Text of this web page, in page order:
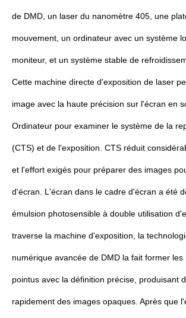
de DMD, un laser du nanomètre 405, une
mouvement, un ordinateur avec un système
moniteur, et un système stable de
Cette machine directe d'exposition de laser
image avec la haute précision sur l'écran en
Ordinateur pour examiner le système de la
(CTS) et de l'exposition. CTS réduit
et l'effort exigés pour préparer des images
d'écran. L'écran dans le cadre d'écran a été
émulsion photosensible à double utilisation
traverse la machine d'exposition, la
numérique avancée de DMD la fait former les
pointus avec la définition précise, produisant
rapidement des images opaques. Après que